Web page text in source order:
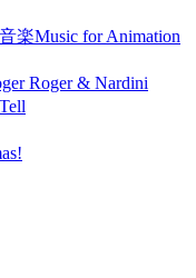
楽Music for Animation
Roger & Nardini